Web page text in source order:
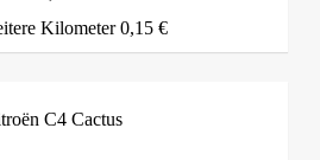
Kilometer 0,15 €
C4 Cactus